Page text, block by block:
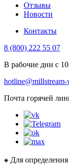
Отзывы
Новости
Контакты
8 (800) 222 55 07
В рабочие дни с
hotline@millstream-
Почта горячей
⁕ Для